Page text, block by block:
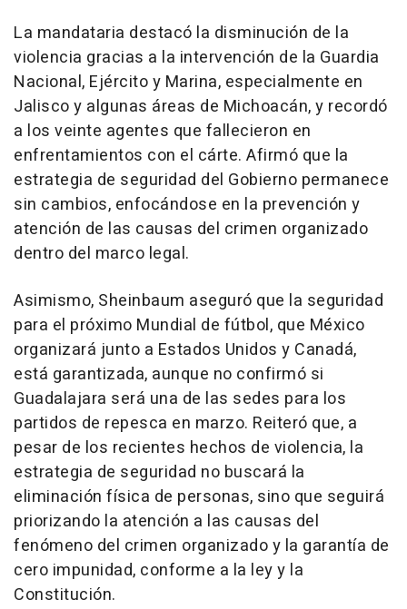
La mandataria destacó la disminución de la
violencia gracias a la intervención de la Guardia
Nacional, Ejército y Marina, especialmente en
Jalisco y algunas áreas de Michoacán, y recordó
a los veinte agentes que fallecieron en
enfrentamientos con el cárte. Afirmó que la
estrategia de seguridad del Gobierno permanece
sin cambios, enfocándose en la prevención y
atención de las causas del crimen organizado
dentro del marco legal.
Asimismo, Sheinbaum aseguró que la seguridad
para el próximo Mundial de fútbol, que México
organizará junto a Estados Unidos y Canadá,
está garantizada, aunque no confirmó si
Guadalajara será una de las sedes para los
partidos de repesca en marzo. Reiteró que, a
pesar de los recientes hechos de violencia, la
estrategia de seguridad no buscará la
eliminación física de personas, sino que seguirá
priorizando la atención a las causas del
fenómeno del crimen organizado y la garantía de
cero impunidad, conforme a la ley y la
Constitución.